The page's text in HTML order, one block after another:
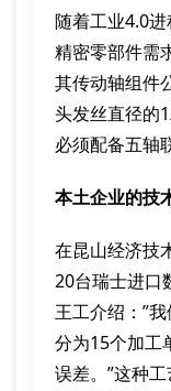
随着工业4.0
精密零部件需
其传动轴组件
头发丝直径的
必须配备五轴
本土企业的技
在昆山经济技
20台瑞士进口
王工介绍：”
分为15个加工
误差。”这种